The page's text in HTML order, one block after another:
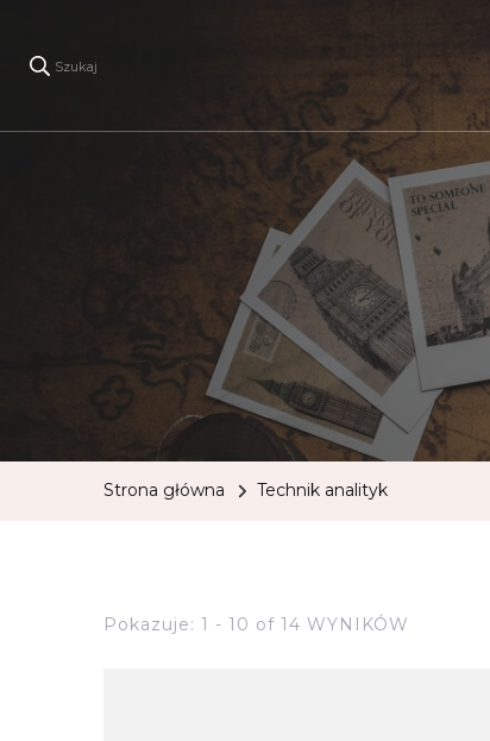
Szukaj
Strona główna Technik analityk
Pokazuje: 1 - 10 of 14 WYNIKÓW